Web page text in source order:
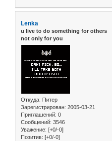
Lenka
u live to do something for others
not only for you
Откуда: Питер
Зарегистрирован: 2005-03-21
Приглашений: 0
Сообщений: 3546
Уважение: [+0/-0]
Позитив: [+0/-0]